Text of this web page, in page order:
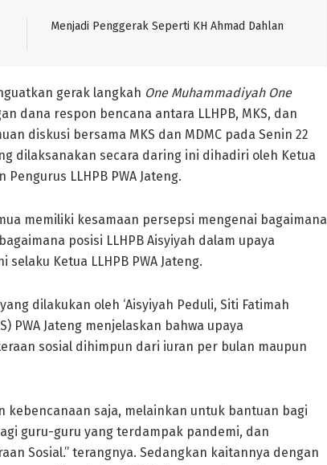
Menjadi Penggerak Seperti KH Ahmad Dahlan
gerak langkah One Muhammadiyah One
dana respon bencana antara LLHPB, MKS, dan
diskusi bersama MKS dan MDMC pada Senin 22
dilaksanakan secara daring ini dihadiri oleh Ketua
Pengurus LLHPB PWA Jateng.
memiliki kesamaan persepsi mengenai bagaimana
posisi LLHPB Aisyiyah dalam upaya
Ketua LLHPB PWA Jateng.
dilakukan oleh ‘Aisyiyah Peduli, Siti Fatimah
PWA Jateng menjelaskan bahwa upaya
sosial dihimpun dari iuran per bulan maupun
saja, melainkan untuk bantuan bagi
guru-guru yang terdampak pandemi, dan
Sosial.” terangnya. Sedangkan kaitannya dengan